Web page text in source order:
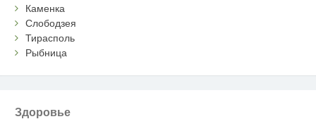
Каменка
Слободзея
Тирасполь
Рыбница
Здоровье